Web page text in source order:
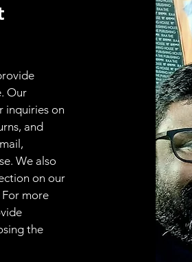
Our
inquiries on
and
We also
on our
more
the